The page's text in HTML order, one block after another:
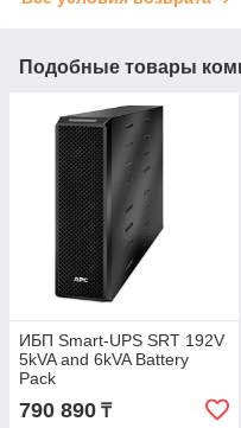
Подобные товары
ИБП Smart-UPS SRT 192V
5kVA and 6kVA Battery
Pack
790 890 ₸